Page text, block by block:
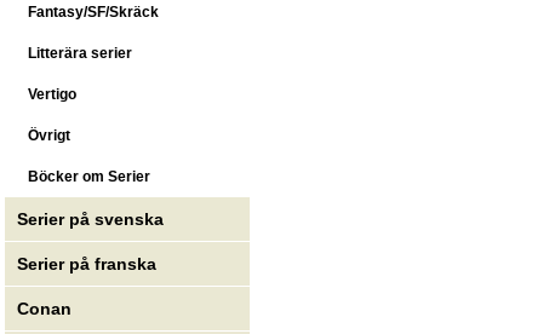
Fantasy/SF/Skräck
Litterära serier
Vertigo
Övrigt
Böcker om Serier
Serier på svenska
Serier på franska
Conan